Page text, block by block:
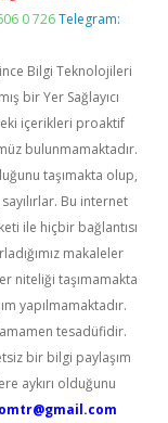
0 726 Telegram:
Bilgi Teknolojileri
bir Yer Sağlayıcı
içerikleri proaktif
bulunmamaktadır.
taşımakta olup,
Bu internet
ile hiçbir bağlantısı
makaleler
niteliği taşımamakta
yapılmamaktadır.
tesadüfidir.
bir bilgi paylaşım
aykırı olduğunu